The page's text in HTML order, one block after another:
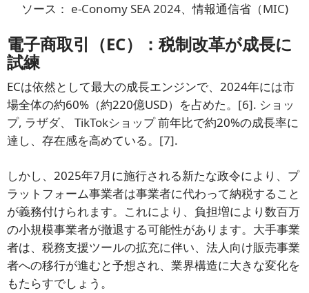
ソース： e-Conomy SEA 2024、情報通信省（MIC)
電子商取引（EC）：税制改革が成長に
試練
ECは依然として最大の成長エンジンで、2024年には市
場全体の約60%（約220億USD）を占めた。 [6]. ショッ
プ, ラザダ、 TikTokショップ前年比で約20%の成長率に
達し、存在感を高めている。 [7].
しかし、2025年7月に施行される新たな政令により、プ
ラットフォーム事業者は事業者に代わって納税すること
が義務付けられます。これにより、負担増により数百万
の小規模事業者が撤退する可能性があります。大手事業
者は、税務支援ツールの拡充に伴い、法人向け販売事業
者への移行が進むと予想され、業界構造に大きな変化を
もたらすでしょう。